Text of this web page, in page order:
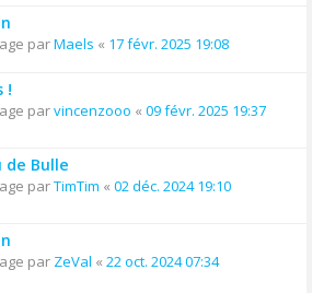
parMaels « 17 févr. 2025 19:08
!
parvincenzooo « 09 févr. 2025 19:37
de Bulle
parTimTim « 02 déc. 2024 19:10
par ZeVal « 22 oct. 2024 07:34